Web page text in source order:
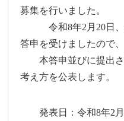
募集を行いました。
令和8年2月20日、
答申を受けましたので、
本答申並びに提出さ
考え方を公表します。
発表日：令和8年2月